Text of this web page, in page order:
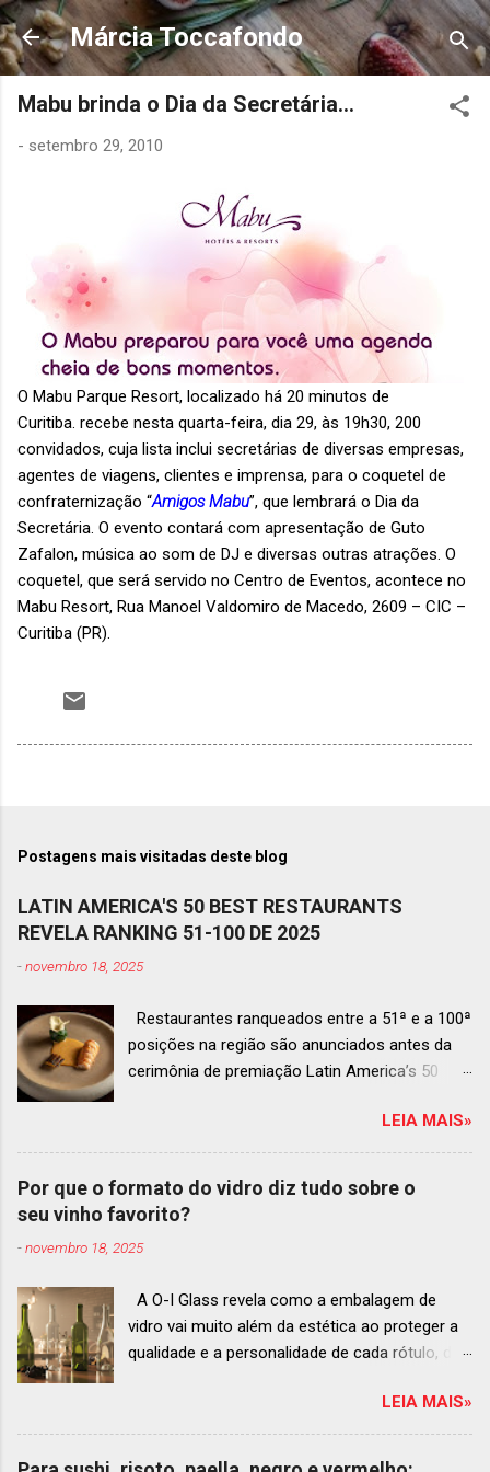
Pular para o conteúdo principal
Márcia Toccafondo
Mabu brinda o Dia da Secretária...
- setembro 29, 2010
O Mabu Parque Resort, localizado há 20 minutos de
Curitiba. recebe nesta quarta-feira, dia 29, às 19h30, 200
convidados, cuja lista inclui secretárias de diversas empresas,
agentes de viagens, clientes e imprensa, para o coquetel de
confraternização “Amigos Mabu”, que lembrará o Dia da
Secretária. O evento contará com apresentação de Guto
Zafalon, música ao som de DJ e diversas outras atrações. O
coquetel, que será servido no Centro de Eventos, acontece no
Mabu Resort, Rua Manoel Valdomiro de Macedo, 2609 – CIC –
Curitiba (PR).
Postagens mais visitadas deste blog
LATIN AMERICA'S 50 BEST RESTAURANTS
REVELA RANKING 51-100 DE 2025
-novembro 18, 2025
Restaurantes ranqueados entre a 51ª e a 100ª
posições na região são anunciados antes da
cerimônia de premiação Latin America’s 50
de dezembro em Antígua, Guatemala
Prato do Origem, o brasileiro mais
bem ranqueado na lista estendida O Latin
America’s 50 Best Restaurants anunciou hoje a
ranqueados nas posições No.51 a No.100,em
diversificado da gastronomia de toda a região.
A lista expandida demonstra o empenho da
organização em reconhecer um espectro mais
palco para a grande revelação da premiação do
Latin America’s 50 Best Restaurants 2025,
patrocinada por S.Pellegrino & Acqua Panna,
LEIA MAIS»
Por que o formato do vidro diz tudo sobre o
seu vinho favorito?
-novembro 18, 2025
A O-I Glass revela como a embalagem de
vidro vai muito além da estética ao proteger a
qualidade e a personalidade de cada rótulo, do
O mercado brasileiro de vinhos permanece
aquecido e em franca ascensão. Enquanto o
setor global encolheu 2% entre 2019 e 2024, o
LEIA MAIS»